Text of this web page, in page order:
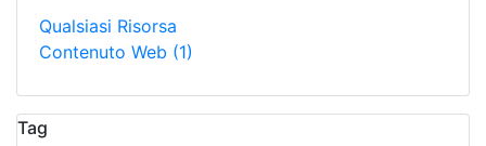
Qualsiasi Risorsa
Contenuto Web (1)
Tag